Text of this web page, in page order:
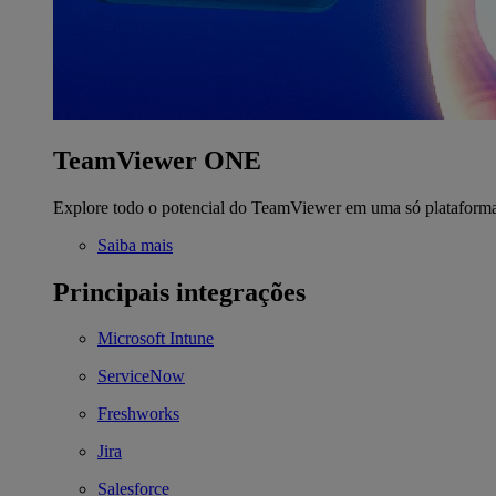
TeamViewer ONE
Explore todo o potencial do TeamViewer em uma só
Saiba mais
Principais integrações
Microsoft Intune
ServiceNow
Freshworks
Jira
Salesforce